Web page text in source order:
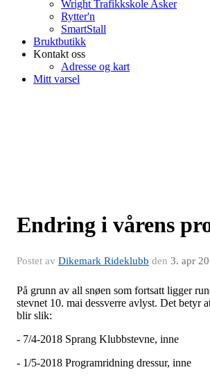
Wright Trafikkskole Asker
Rytter'n
SmartStall
Bruktbutikk
Kontakt oss
Adresse og kart
Mitt varsel
Endring i vårens
Postet av Dikemark Rideklubb den 3. apr
På grunn av all snøen som fortsatt ligger
stevnet 10. mai dessverre avlyst. Det betyr
blir slik:
- 7/4-2018 Sprang Klubbstevne, inne
- 1/5-2018 Programridning dressur, inne